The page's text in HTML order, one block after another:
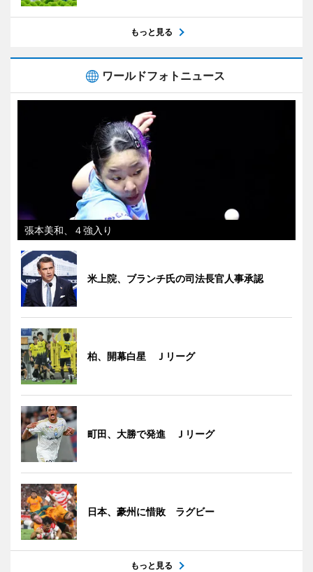
もっと見る
ワールドフォトニュース
張本美和、４強入り
米上院、ブランチ氏の司法長官人事承認
柏、開幕白星 Ｊリーグ
町田、大勝で発進 Ｊリーグ
日本、豪州に惜敗 ラグビー
もっと見る